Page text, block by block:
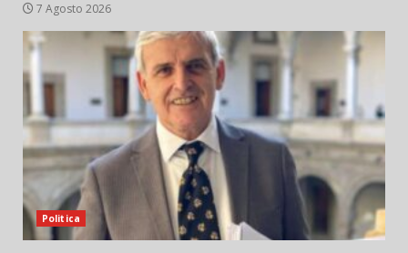
7 Agosto 2026
Politica